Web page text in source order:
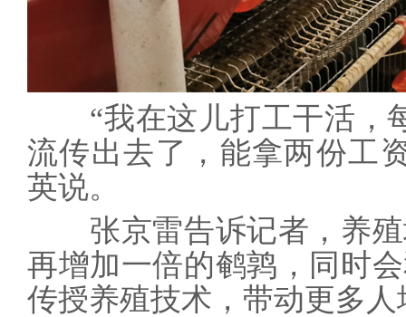
“我在这儿打工干活，
流传出去了，能拿两份工
英说。
张京雷告诉记者，养殖
再增加一倍的鹌鹑，同时
传授养殖技术，带动更多